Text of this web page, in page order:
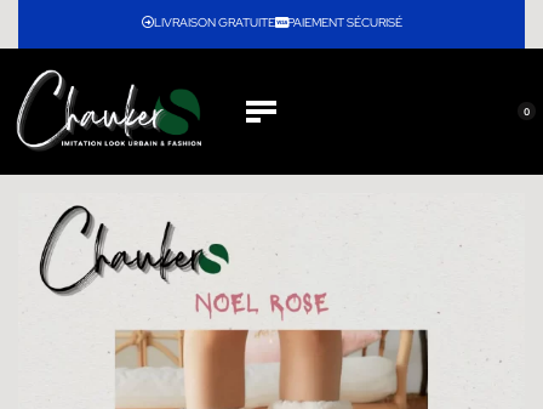
LIVRAISON GRATUITE PAIEMENT SÉCURISÉ
0